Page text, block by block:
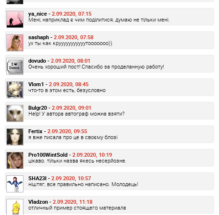
ya_nice - 2.09.2020, 07:15
Мені, наприклад є чим поділитися, думаю не тільки мені.
sashaph - 2.09.2020, 07:58
ух ты как крууууууууууутооооооо))
dovudo - 2.09.2020, 08:01
Очень хороший пост! Спасибо за проделанную работу!
Vlom1 - 2.09.2020, 08:45
что-то в этом есть, безусловно
Bulgr20 - 2.09.2020, 09:01
Help! У автора автограф можна взяти?
Fertix - 2.09.2020, 09:55
я вже писала про це в своєму блозі
Pro100WintSold - 2.09.2020, 10:19
цікаво. тільки назва якесь несерйозне.
SHA23I - 2.09.2020, 10:57
ніштяг, все правильно написано. Молодець!
Vladzon - 2.09.2020, 11:18
отличный пример стоящего материала